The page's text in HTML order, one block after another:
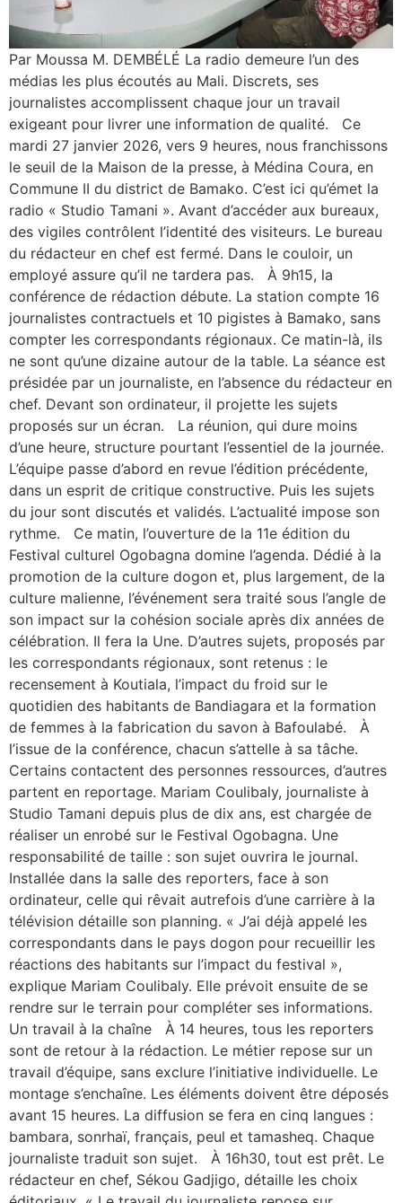
Par Moussa M. DEMBÉLÉ La radio demeure l’un des
médias les plus écoutés au Mali. Discrets, ses
journalistes accomplissent chaque jour un travail
exigeant pour livrer une information de qualité. Ce
mardi 27 janvier 2026, vers 9 heures, nous franchissons
le seuil de la Maison de la presse, à Médina Coura, en
Commune II du district de Bamako. C’est ici qu’émet la
radio « Studio Tamani ». Avant d’accéder aux bureaux,
des vigiles contrôlent l’identité des visiteurs. Le bureau
du rédacteur en chef est fermé. Dans le couloir, un
employé assure qu’il ne tardera pas. À 9h15, la
conférence de rédaction débute. La station compte 16
journalistes contractuels et 10 pigistes à Bamako, sans
compter les correspondants régionaux. Ce matin-là, ils
ne sont qu’une dizaine autour de la table. La séance est
présidée par un journaliste, en l’absence du rédacteur en
chef. Devant son ordinateur, il projette les sujets
proposés sur un écran. La réunion, qui dure moins
d’une heure, structure pourtant l’essentiel de la journée.
L’équipe passe d’abord en revue l’édition précédente,
dans un esprit de critique constructive. Puis les sujets
du jour sont discutés et validés. L’actualité impose son
rythme. Ce matin, l’ouverture de la 11e édition du
Festival culturel Ogobagna domine l’agenda. Dédié à la
promotion de la culture dogon et, plus largement, de la
culture malienne, l’événement sera traité sous l’angle de
son impact sur la cohésion sociale après dix années de
célébration. Il fera la Une. D’autres sujets, proposés par
les correspondants régionaux, sont retenus : le
recensement à Koutiala, l’impact du froid sur le
quotidien des habitants de Bandiagara et la formation
de femmes à la fabrication du savon à Bafoulabé. À
l’issue de la conférence, chacun s’attelle à sa tâche.
Certains contactent des personnes ressources, d’autres
partent en reportage. Mariam Coulibaly, journaliste à
Studio Tamani depuis plus de dix ans, est chargée de
réaliser un enrobé sur le Festival Ogobagna. Une
responsabilité de taille : son sujet ouvrira le journal.
Installée dans la salle des reporters, face à son
ordinateur, celle qui rêvait autrefois d’une carrière à la
télévision détaille son planning. « J’ai déjà appelé les
correspondants dans le pays dogon pour recueillir les
réactions des habitants sur l’impact du festival »,
explique Mariam Coulibaly. Elle prévoit ensuite de se
rendre sur le terrain pour compléter ses informations.
Un travail à la chaîne À 14 heures, tous les reporters
sont de retour à la rédaction. Le métier repose sur un
travail d’équipe, sans exclure l’initiative individuelle. Le
montage s’enchaîne. Les éléments doivent être déposés
avant 15 heures. La diffusion se fera en cinq langues :
bambara, sonrhaï, français, peul et tamasheq. Chaque
journaliste traduit son sujet. À 16h30, tout est prêt. Le
rédacteur en chef, Sékou Gadjigo, détaille les choix